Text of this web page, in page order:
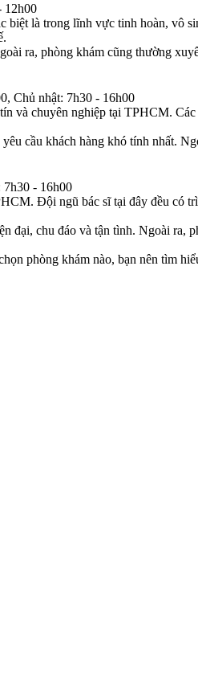
12h00
là trong lĩnh vực tinh hoàn, vô
ra, phòng khám cũng thường
Chủ nhật: 7h30 - 16h00
và chuyên nghiệp tại TPHCM.
cầu khách hàng khó tính nhất.
- 16h00
Đội ngũ bác sĩ tại đây đều có
đại, chu đáo và tận tình. Ngoài ra,
phòng khám nào, bạn nên tìm